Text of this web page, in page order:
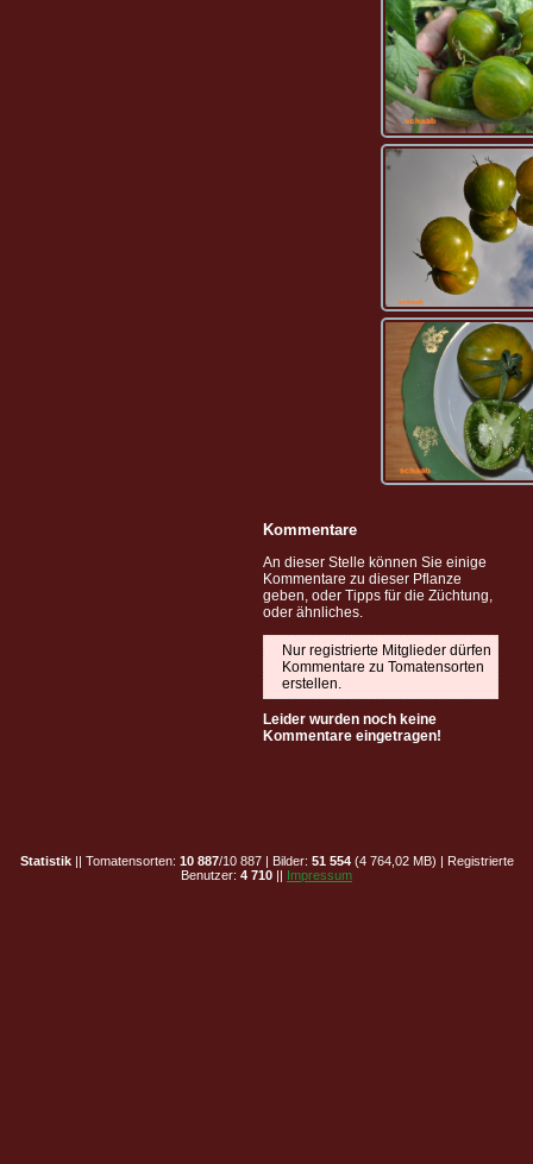
Kommentare
An dieser Stelle können Sie einige
Kommentare zu dieser Pflanze
geben, oder Tipps für die Züchtung,
oder ähnliches.
Nur registrierte Mitglieder dürfen
Kommentare zu Tomatensorten
erstellen.
Leider wurden noch keine
Kommentare eingetragen!
Statistik|| Tomatensorten: 10 887/10 887 | Bilder: 51 554(4 764,02 MB) | Registrierte
Benutzer: 4 710 || Impressum